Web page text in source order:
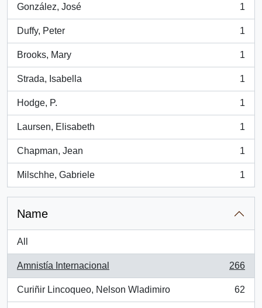
González, José
, 1 results
1
Duffy, Peter
, 1 results
1
Brooks, Mary
, 1 results
1
Strada, Isabella
, 1 results
1
Hodge, P.
, 1 results
1
Laursen, Elisabeth
, 1 results
1
Chapman, Jean
, 1 results
1
Milschhe, Gabriele
, 1 results
1
Name
All
Amnistía Internacional
, 266 results
266
Curiñir Lincoqueo, Nelson Wladimiro
, 62 results
62